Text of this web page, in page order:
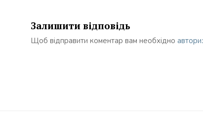
Залишити відповідь
Щоб відправити коментар вам необхідно